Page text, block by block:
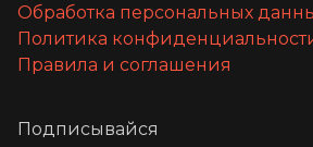
Обработка персональных
Политика
Правила и соглашения
Подписывайся